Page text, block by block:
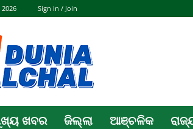
Sign in / Join
Halchal
ଖବର ଜିଲ୍ଲା ଆଞ୍ଚଳିକ